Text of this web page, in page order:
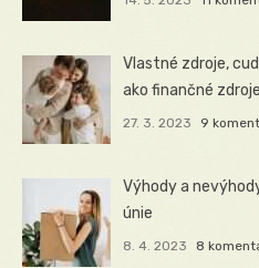
Vlastné zdroje,
ako finančné zdroje
27. 3. 2023 9
Výhody a
únie
8. 4. 2023 8